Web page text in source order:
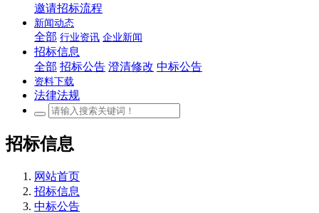
邀请招标流程
新闻动态
全部 行业资讯 企业新闻
招标信息
全部 招标公告 澄清修改 中标公告
资料下载
法律法规
招标信息
网站首页
招标信息
中标公告